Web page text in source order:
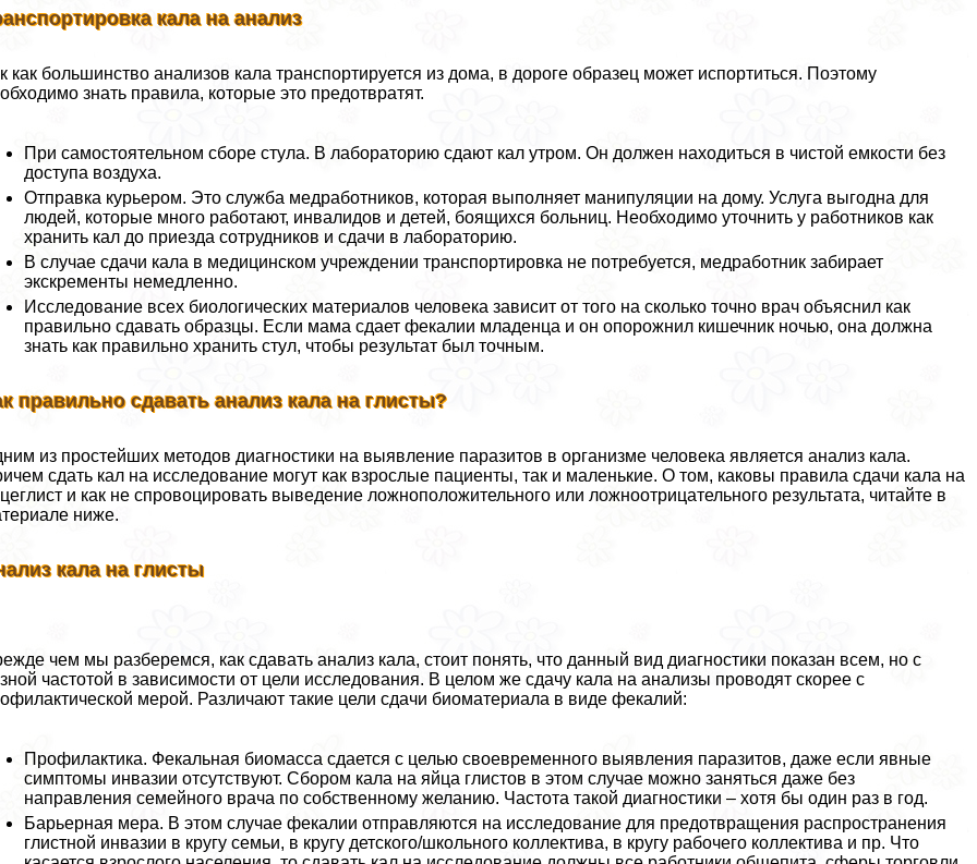
кала на анализ
как большинство анализов кала трaнcпортируется из дома, в дороге образец может испортиться. Поэтому
знать правила, которые это предотвратят.
При самостоятельном сборе стула. В лабораторию сдают кал утром. Он должен находиться в чистой емкости без
доступа воздуха.
Отправка курьером. Это служба медработников, которая выполняет манипуляции на дому. Услуга выгодна для
людей, которые много работают, инвалидов и детей, боящихся больниц. Необходимо уточнить у работников как
хранить кал до приезда сотрудников и сдачи в лабораторию.
В случае сдачи кала в медицинском учреждении трaнcпортировка не потребуется, медработник забирает
экскременты немедленно.
Исследование всех биологических материалов человека зависит от того на сколько точно врач объяснил как
правильно сдавать образцы. Если мама сдает фекалии младенца и он oпopoжнил кишечник ночью, она должна
знать как правильно хранить стул, чтобы результат был точным.
правильно сдавать анализ кала на глисты?
из простейших методов диагностики на выявление паразитов в организме человека является анализ кала.
сдать кал на исследование могут как взрослые пациенты, так и маленькие. О том, каковы правила сдачи кала на
и как не спровоцировать выведение ложноположительного или ложноотрицательного результата, читайте в
ниже.
кала на глисты
чем мы разберемся, как сдавать анализ кала, стоит понять, что данный вид диагностики показан всем, но с
частотой в зависимости от цели исследования. В целом же сдачу кала на анализы проводят скорее с
мерой. Различают такие цели сдачи биоматериала в виде фекалий:
Профилактика. Фекальная биомасса сдается с целью своевременного выявления паразитов, даже если явные
симптомы инвазии отсутствуют. Сбором кала на яйца глистов в этом случае можно заняться даже без
направления семейного врача по собственному желанию. Частота такой диагностики – хотя бы один раз в год.
Барьерная мера. В этом случае фекалии отправляются на исследование для предотвращения распространения
глистной инвазии в кругу семьи, в кругу детского/школьного коллектива, в кругу рабочего коллектива и пр. Что